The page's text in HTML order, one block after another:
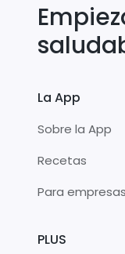
La App
Sobre la App
Recetas
Para empresas
PLUS